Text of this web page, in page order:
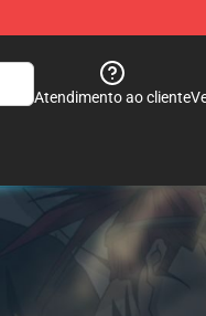
Atendimento ao cliente